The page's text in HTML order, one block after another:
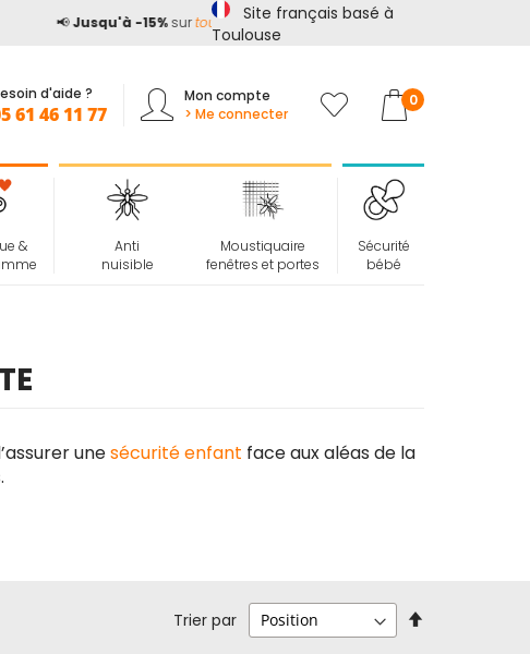
Jusqu'à -15%surtout le site*avec le codeETE15
Site français basé à
Toulouse
d'aide ?
61 46 11 77
Mon compte
> Me connecter
Mon panier
0
&
Anti
nuisible
Moustiquaire
fenêtres et portes
Sécurité
bébé
unesécurité enfant face aux aléas de la
Trier par